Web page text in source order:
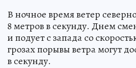
В ночное время ветер
8 метров в секунду. Днем
и подует с запада со
грозах порывы ветра могут
в секунду.